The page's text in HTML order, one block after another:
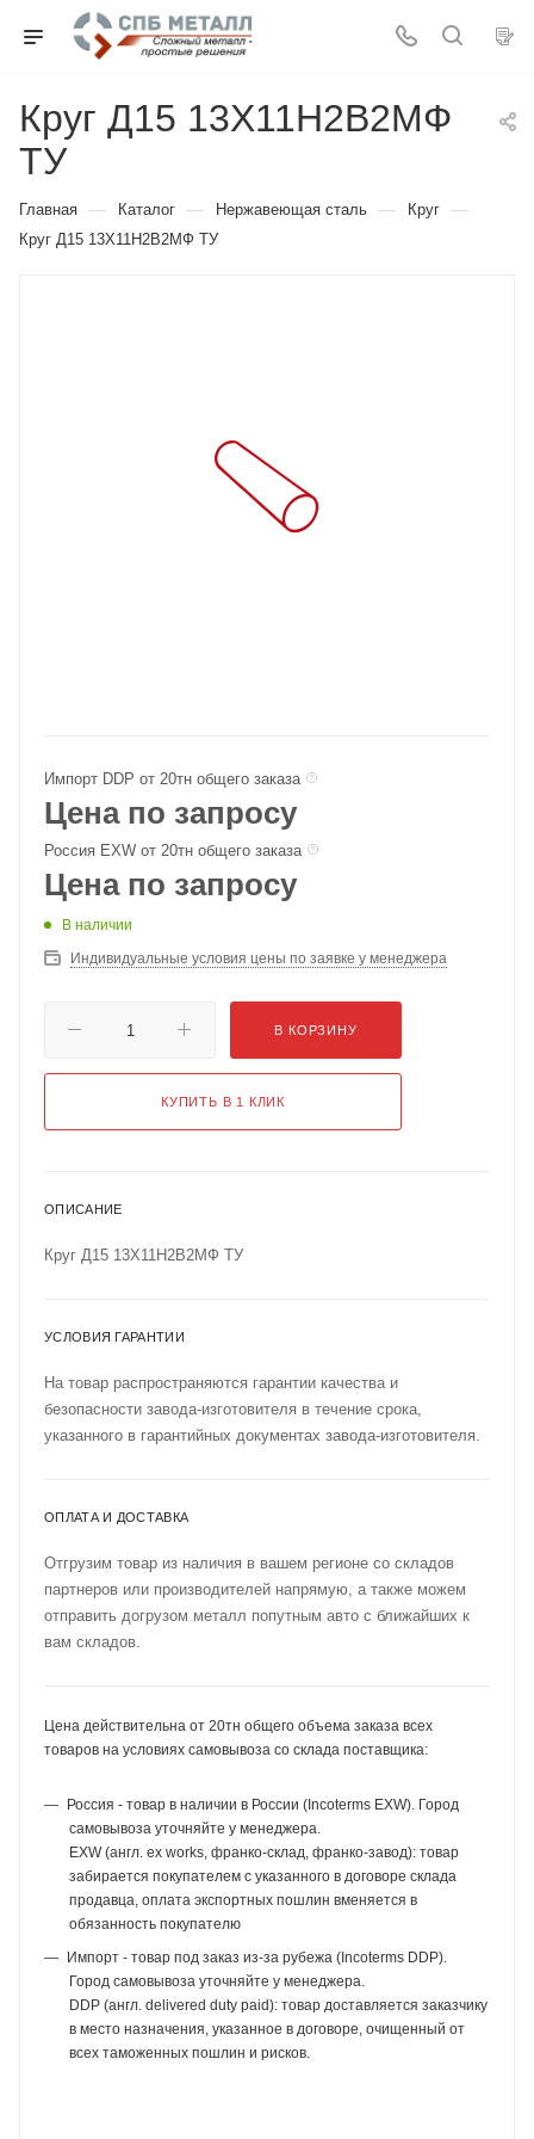
Круг Д15 13Х11Н2В2МФ
ТУ
Главная — Каталог — Нержавеющая сталь — Круг —
Круг Д15 13Х11Н2В2МФ ТУ
Импорт DDP от 20тн общего заказа
Цена по запросу
Россия EXW от 20тн общего заказа
Цена по запросу
В наличии
Индивидуальные условия цены по заявке у менеджера
В КОРЗИНУ
КУПИТЬ В 1 КЛИК
ОПИСАНИЕ
Круг Д15 13Х11Н2В2МФ ТУ
УСЛОВИЯ ГАРАНТИИ
На товар распространяются гарантии качества и
безопасности завода-изготовителя в течение срока,
указанного в гарантийных документах завода-изготовителя.
ОПЛАТА И ДОСТАВКА
Отгрузим товар из наличия в вашем регионе со складов
партнеров или производителей напрямую, а также можем
отправить догрузом металл попутным авто с ближайших к
вам складов.
Цена действительна от 20тн общего объема заказа всех
товаров на условиях самовывоза со склада поставщика:
Россия - товар в наличии в России (Incoterms EXW). Город
самовывоза уточняйте у менеджера.
EXW (англ. ex works, франко-склад, франко-завод): товар
забирается покупателем с указанного в договоре склада
продавца, оплата экспортных пошлин вменяется в
обязанность покупателю
Импорт - товар под заказ из-за рубежа (Incoterms DDP).
Город самовывоза уточняйте у менеджера.
DDP (англ. delivered duty paid): товар доставляется заказчику
в место назначения, указанное в договоре, очищенный от
всех таможенных пошлин и рисков.